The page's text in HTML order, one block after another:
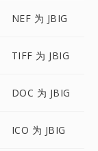
NEF 为 JBIG
TIFF 为 JBIG
DOC 为 JBIG
ICO 为 JBIG